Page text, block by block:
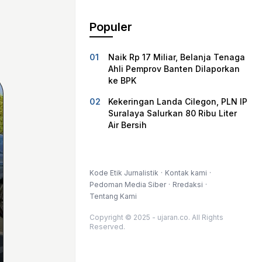
Populer
Naik Rp 17 Miliar, Belanja Tenaga
Ahli Pemprov Banten Dilaporkan
ke BPK
Kekeringan Landa Cilegon, PLN IP
Suralaya Salurkan 80 Ribu Liter
Air Bersih
Kode Etik Jurnalistik
Kontak kami
Pedoman Media Siber
Rredaksi
Tentang Kami
Copyright © 2025 - ujaran.co. All Rights
Reserved.